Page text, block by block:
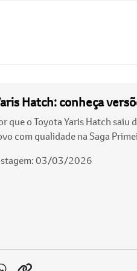
Hatch: conheça
que o Toyota Yaris Hatch saiu
com qualidade na Saga
03/03/2026